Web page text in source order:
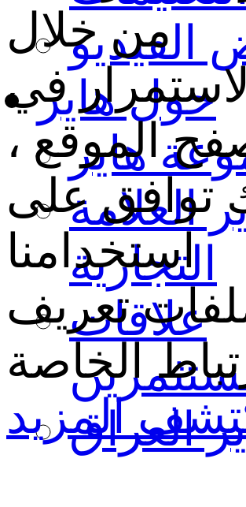
الفيديو
حول هاير
هاير
العلامة
التجارية
علاقات
العراق
من خلال
الاستمرار في
الموقع ،
توافق على
استخدامنا
تعريف
الخاصة
المزيد